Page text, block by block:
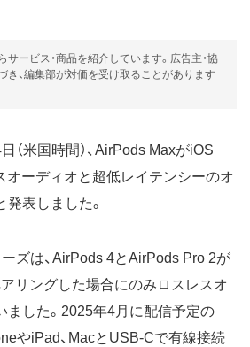
ービス・商品を紹介しています。広告主・協
き、編集部が対価を受け取ることがあります
（米国時間）、AirPods MaxがiOS
オーディオと超低レイテンシーのオ
表しました。
ズは、AirPods 4とAirPods Pro 2が
リングした場合にのみロスレスオ
ました。2025年4月に配信予定の
やiPad、MacとUSB-Cで有線接続